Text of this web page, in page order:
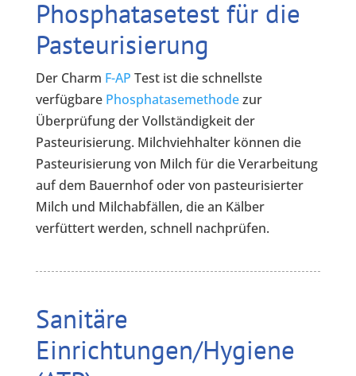
Phosphatasetest für die
Pasteurisierung
Der Charm F-AP Test ist die schnellste
verfügbare Phosphatasemethodezur
Überprüfung der Vollständigkeit der
Pasteurisierung. Milchviehhalter können die
Pasteurisierung von Milch für die Verarbeitung
auf dem Bauernhof oder von pasteurisierter
Milch und Milchabfällen, die an Kälber
verfüttert werden, schnell nachprüfen.
Sanitäre
Einrichtungen/Hygiene